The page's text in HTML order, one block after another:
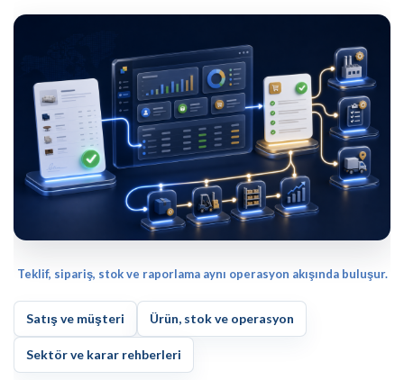
Teklif, sipariş, stok ve raporlama aynı operasyon akışında buluşur.
Satış ve müşteri Ürün, stok ve operasyon
Sektör ve karar rehberleri